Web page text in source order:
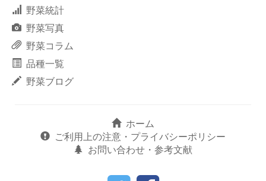
野菜統計
野菜写真
野菜コラム
品種一覧
野菜ブログ
ホーム
ご利用上の注意・プライバシーポリシー
お問い合わせ・参考文献